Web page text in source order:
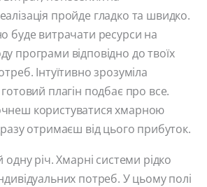
пройде гладко та швидко.
буде витрачати ресурси на
програми відповідно до твоїх
Інтуїтивно зрозуміла
плагін подбає про все.
користуватися хмарною
отримаєш від цього прибуток.
одну річ. Хмарні системи рідко
потреб. У цьому полі